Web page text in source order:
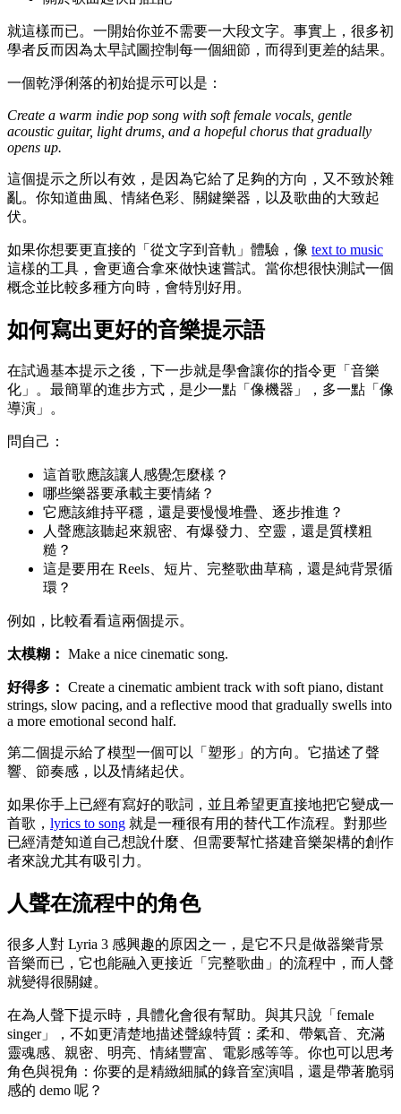
就這樣而已。一開始你並不需要一大段文字。事實上，很多初
學者反而因為太早試圖控制每一個細節，而得到更差的結果。
一個乾淨俐落的初始提示可以是：
Create a warm indie pop song with soft female vocals, gentle
acoustic guitar, light drums, and a hopeful chorus that gradually
opens up.
這個提示之所以有效，是因為它給了足夠的方向，又不致於雜
亂。你知道曲風、情緒色彩、關鍵樂器，以及歌曲的大致起
伏。
如果你想要更直接的「從文字到音軌」體驗，像 text to music
這樣的工具，會更適合拿來做快速嘗試。當你想很快測試一個
概念並比較多種方向時，會特別好用。
如何寫出更好的音樂提示語
在試過基本提示之後，下一步就是學會讓你的指令更「音樂
化」。最簡單的進步方式，是少一點「像機器」，多一點「像
導演」。
問自己：
這首歌應該讓人感覺怎麼樣？
哪些樂器要承載主要情緒？
它應該維持平穩，還是要慢慢堆疊、逐步推進？
人聲應該聽起來親密、有爆發力、空靈，還是質樸粗
糙？
這是要用在 Reels、短片、完整歌曲草稿，還是純背景循
環？
例如，比較看看這兩個提示。
太模糊： Make a nice cinematic song.
好得多： Create a cinematic ambient track with soft piano, distant
strings, slow pacing, and a reflective mood that gradually swells into
a more emotional second half.
第二個提示給了模型一個可以「塑形」的方向。它描述了聲
響、節奏感，以及情緒起伏。
如果你手上已經有寫好的歌詞，並且希望更直接地把它變成一
首歌， lyrics to song 就是一種很有用的替代工作流程。對那些
已經清楚知道自己想說什麼、但需要幫忙搭建音樂架構的創作
者來說尤其有吸引力。
人聲在流程中的角色
很多人對 Lyria 3 感興趣的原因之一，是它不只是做器樂背景
音樂而已，它也能融入更接近「完整歌曲」的流程中，而人聲
就變得很關鍵。
在為人聲下提示時，具體化會很有幫助。與其只說「female
singer」，不如更清楚地描述聲線特質：柔和、帶氣音、充滿
靈魂感、親密、明亮、情緒豐富、電影感等等。你也可以思考
角色與視角：你要的是精緻細膩的錄音室演唱，還是帶著脆弱
感的 demo 呢？